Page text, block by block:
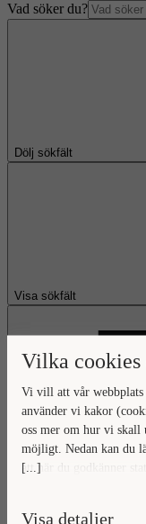
Vilka
[...]
Vi vill att vår
använder vi kakor
oss mer om hur vi skall
möjligt. Nedan kan du
att när du godkänner
Visa detaljer
Vad söker du?
Dölj sökfält
Visa sökfält
Gå till startsidan